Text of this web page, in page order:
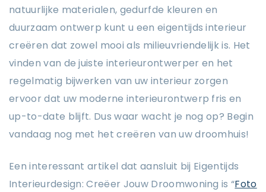
natuurlijke materialen, gedurfde kleuren en
duurzaam ontwerp kunt u een eigentijds interieur
creëren dat zowel mooi als milieuvriendelijk is. Het
vinden van de juiste interieurontwerper en het
regelmatig bijwerken van uw interieur zorgen
ervoor dat uw moderne interieurontwerp fris en
up-to-date blijft. Dus waar wacht je nog op? Begin
vandaag nog met het creëren van uw droomhuis!
Een interessant artikel dat aansluit bij Eigentijds
Interieurdesign: Creëer Jouw Droomwoning is “Foto